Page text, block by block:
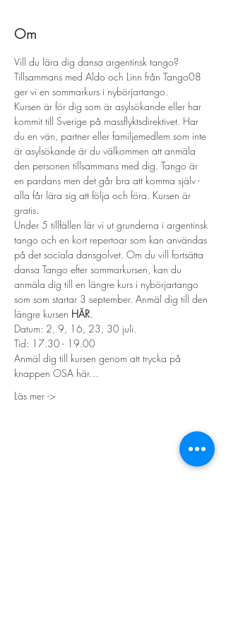
Om
Vill du lära dig dansa argentinsk tango?
Tillsammans med Aldo och Linn från Tango08
ger vi en sommarkurs i nybörjartango.
Kursen är för dig som är asylsökande eller har
kommit till Sverige på massflyktsdirektivet. Har
du en vän, partner eller familjemedlem som inte
är asylsökande är du välkommen att anmäla
den personen tillsammans med dig. Tango är
en pardans men det går bra att komma själv -
alla får lära sig att följa och föra. Kursen är
gratis.
Under 5 tillfällen lär vi ut grunderna i argentinsk
tango och en kort repertoar som kan användas
på det sociala dansgolvet. Om du vill fortsätta
dansa Tango efter sommarkursen, kan du
anmäla dig till en längre kurs i nybörjartango
som som startar 3 september. Anmäl dig till den
längre kursen HÄR.
Datum: 2, 9, 16, 23, 30 juli.
Tid: 17.30 - 19.00
Anmäl dig till kursen genom att trycka på
knappen OSA här…
Läs mer ->